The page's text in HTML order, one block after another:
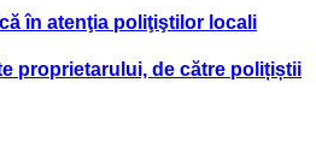
în atenţia poliţiştilor locali
proprietarului, de către polițiștii